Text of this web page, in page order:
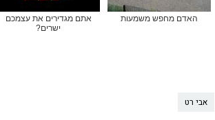
האדם מחפש משמעות
אתם מגדירים את עצמכם
ישרים?
אבי רט